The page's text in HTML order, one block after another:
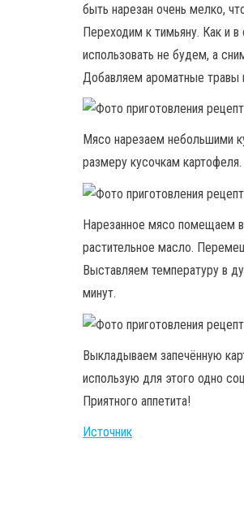
быть нарезан очень мелко,
Переходим к тимьяну. Как и
использовать не будем, а
Добавляем ароматные травы
Мясо нарезаем небольшими
размеру кусочкам картофеля.
Нарезанное мясо помещаем
растительное масло.
Выставляем температуру в
минут.
Выкладываем запечённую
использую для этого одно
Приятного аппетита!
Источник